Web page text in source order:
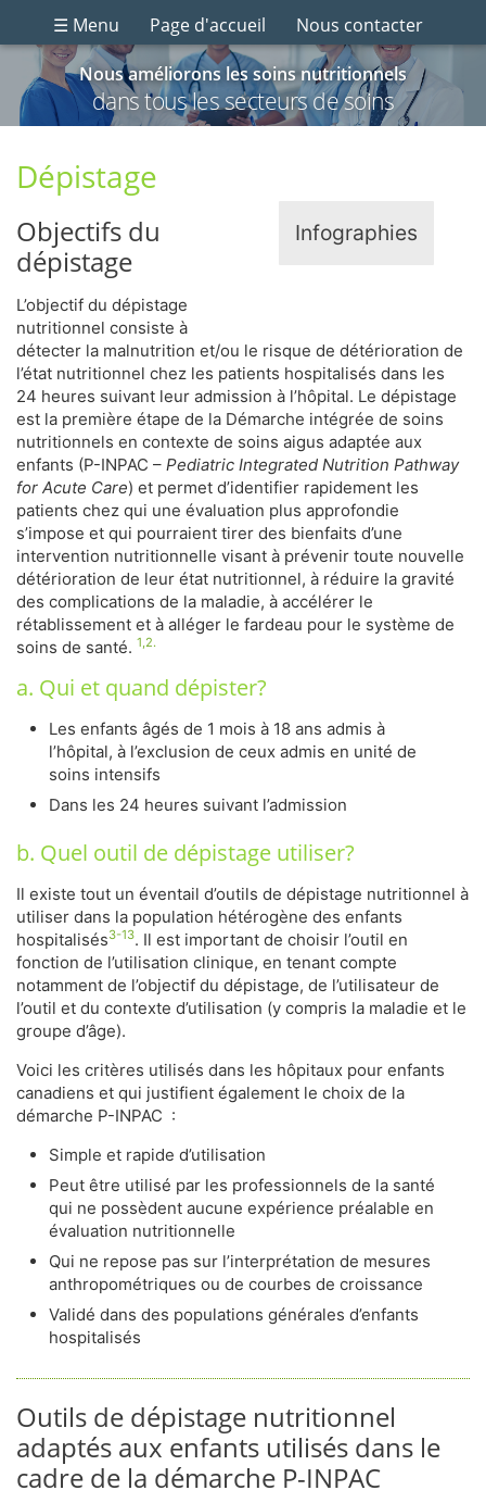
☰ Menu Page d'accueil Nous contacter
Nous améliorons les soins nutritionnels
dans tous les secteurs de soins
Infographies
Dépistage
Objectifs du
dépistage
L’objectif du dépistage
nutritionnel consiste à
détecter la malnutrition et/ou le risque de détérioration de
l’état nutritionnel chez les patients hospitalisés dans les
24 heures suivant leur admission à l’hôpital. Le dépistage
est la première étape de la Démarche intégrée de soins
nutritionnels en contexte de soins aigus adaptée aux
enfants (P-INPAC – Pediatric Integrated Nutrition Pathway
for Acute Care) et permet d’identifier rapidement les
patients chez qui une évaluation plus approfondie
s’impose et qui pourraient tirer des bienfaits d’une
intervention nutritionnelle visant à prévenir toute nouvelle
détérioration de leur état nutritionnel, à réduire la gravité
des complications de la maladie, à accélérer le
rétablissement et à alléger le fardeau pour le système de
soins de santé. 1,2.
a. Qui et quand dépister?
Les enfants âgés de 1 mois à 18 ans admis à
l’hôpital, à l’exclusion de ceux admis en unité de
soins intensifs
Dans les 24 heures suivant l’admission
b. Quel outil de dépistage utiliser?
Il existe tout un éventail d’outils de dépistage nutritionnel à
utiliser dans la population hétérogène des enfants
hospitalisés3-13. Il est important de choisir l’outil en
fonction de l’utilisation clinique, en tenant compte
notamment de l’objectif du dépistage, de l’utilisateur de
l’outil et du contexte d’utilisation (y compris la maladie et le
groupe d’âge).
Voici les critères utilisés dans les hôpitaux pour enfants
canadiens et qui justifient également le choix de la
démarche P-INPAC :
Simple et rapide d’utilisation
Peut être utilisé par les professionnels de la santé
qui ne possèdent aucune expérience préalable en
évaluation nutritionnelle
Qui ne repose pas sur l’interprétation de mesures
anthropométriques ou de courbes de croissance
Validé dans des populations générales d’enfants
hospitalisés
Outils de dépistage nutritionnel
adaptés aux enfants utilisés dans le
cadre de la démarche P-INPAC